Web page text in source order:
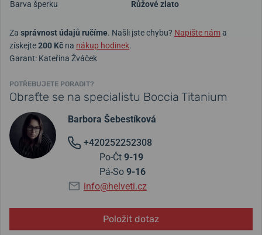
Barva šperku
Růžové zlato
Za správnost údajů ručíme. Našli jste chybu? Napište náma
získejte200 Kč na nákup hodinek.
Garant: Kateřina Žváček
POTŘEBUJETE PORADIT?
Obraťte se na specialistu Boccia Titanium
Barbora Šebestíková
+420252252308
Po-Čt 9-19
Pá-So 9-16
info@helveti.cz
Položit dotaz